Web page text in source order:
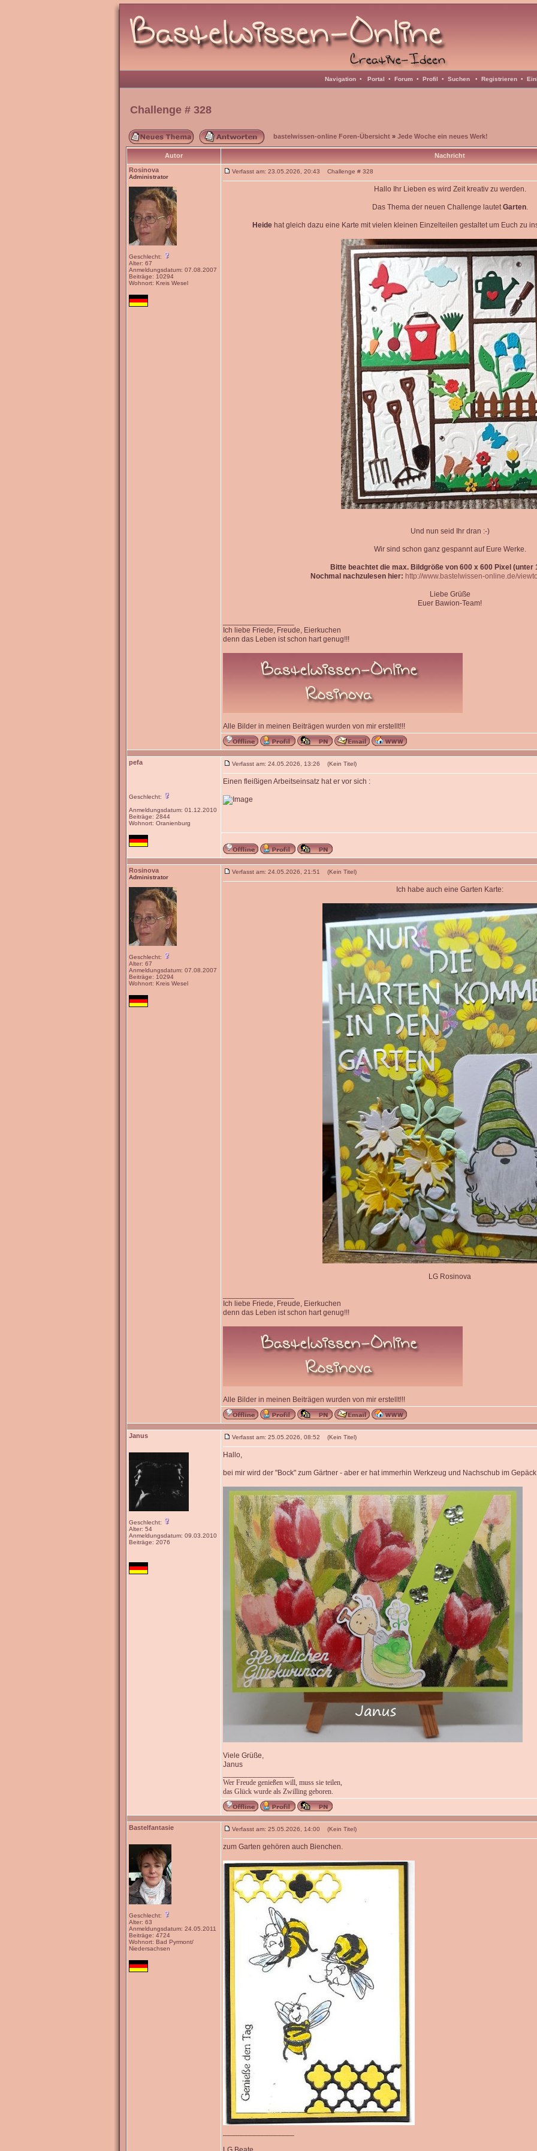
Navigation • Portal • Forum • Profil • Suchen • Registrieren •
Challenge # 328
bastelwissen-online Foren-Übersicht » Jede Woche ein neues Werk!
Autor
Nachricht
Rosinova
Administrator
Geschlecht:
Alter: 67
Anmeldungsdatum: 07.08.2007
Beiträge: 10294
Wohnort: Kreis Wesel
Verfasst am: 23.05.2026, 20:43 Challenge # 328
Hallo Ihr Lieben es wird Zeit kreativ zu werden.
Das Thema der neuen Challenge lautetGarten.
Heidehat gleich dazu eine Karte mit vielen kleinen Einzelteilen gestaltet um Euch zu
Und nun seid Ihr dran :-)
Wir sind schon ganz gespannt auf Eure Werke.
Bitte beachtet die max. Bildgröße von 600 x 600 Pixel (unter
Nochmal nachzulesen hier: http://www.bastelwissen-online.de/
Liebe Grüße
Euer Bawion-Team!
Ich liebe Friede, Freude, Eierkuchen
denn das Leben ist schon hart genug!!!
Alle Bilder in meinen Beiträgen wurden von mir erstellt!!!
pefa
Geschlecht:
Anmeldungsdatum: 01.12.2010
Beiträge: 2844
Wohnort: Oranienburg
Verfasst am: 24.05.2026, 13:26 (Kein Titel)
Einen fleißigen Arbeitseinsatz hat er vor sich :
Rosinova
Administrator
Geschlecht:
Alter: 67
Anmeldungsdatum: 07.08.2007
Beiträge: 10294
Wohnort: Kreis Wesel
Verfasst am: 24.05.2026, 21:51 (Kein Titel)
Ich habe auch eine Garten Karte:
LG Rosinova
Ich liebe Friede, Freude, Eierkuchen
denn das Leben ist schon hart genug!!!
Alle Bilder in meinen Beiträgen wurden von mir erstellt!!!
Janus
Geschlecht:
Alter: 54
Anmeldungsdatum: 09.03.2010
Beiträge: 2076
Verfasst am: 25.05.2026, 08:52 (Kein Titel)
Hallo,
bei mir wird der "Bock" zum Gärtner - aber er hat immerhin Werkzeug und Nachschub im
Viele Grüße,
Janus
Wer Freude genießen will, muss sie teilen,
das Glück wurde als Zwilling geboren.
Bastelfantasie
Geschlecht:
Alter: 63
Anmeldungsdatum: 24.05.2011
Beiträge: 4724
Wohnort: Bad Pyrmont/
Niedersachsen
Verfasst am: 25.05.2026, 14:00 (Kein Titel)
zum Garten gehören auch Bienchen.